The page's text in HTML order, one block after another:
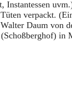
Instantessen
verpackt.
Daum von
in